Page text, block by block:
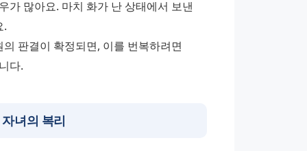
가 많아요. 마치 화가 난 상태에서 보낸
.
판결이 확정되면, 이를 번복하려면
다.
녀의 복리